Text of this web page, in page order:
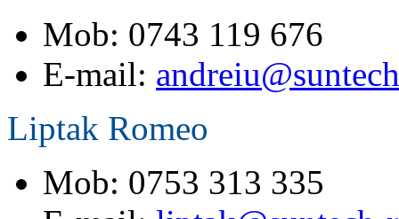
Mob: 0743 119 676
E-mail:
Liptak Romeo
Mob: 0753 313 335